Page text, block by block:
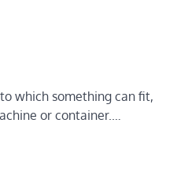
which something can fit,
or container.…